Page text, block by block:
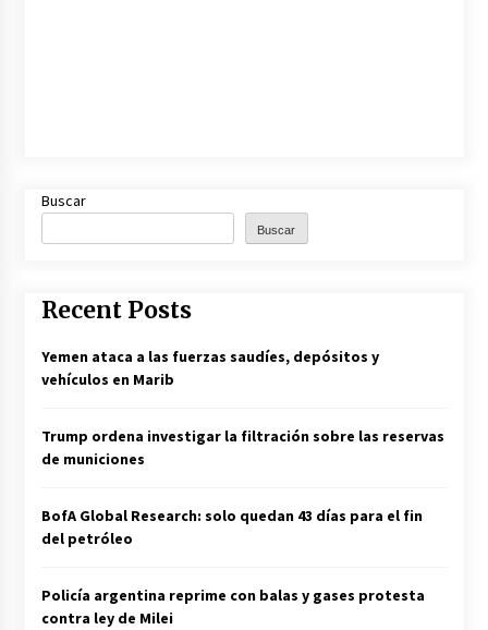
Buscar
Buscar
Recent Posts
Yemen ataca a las fuerzas saudíes, depósitos y
vehículos en Marib
Trump ordena investigar la filtración sobre las reservas
de municiones
BofA Global Research: solo quedan 43 días para el fin
del petróleo
Policía argentina reprime con balas y gases protesta
contra ley de Milei